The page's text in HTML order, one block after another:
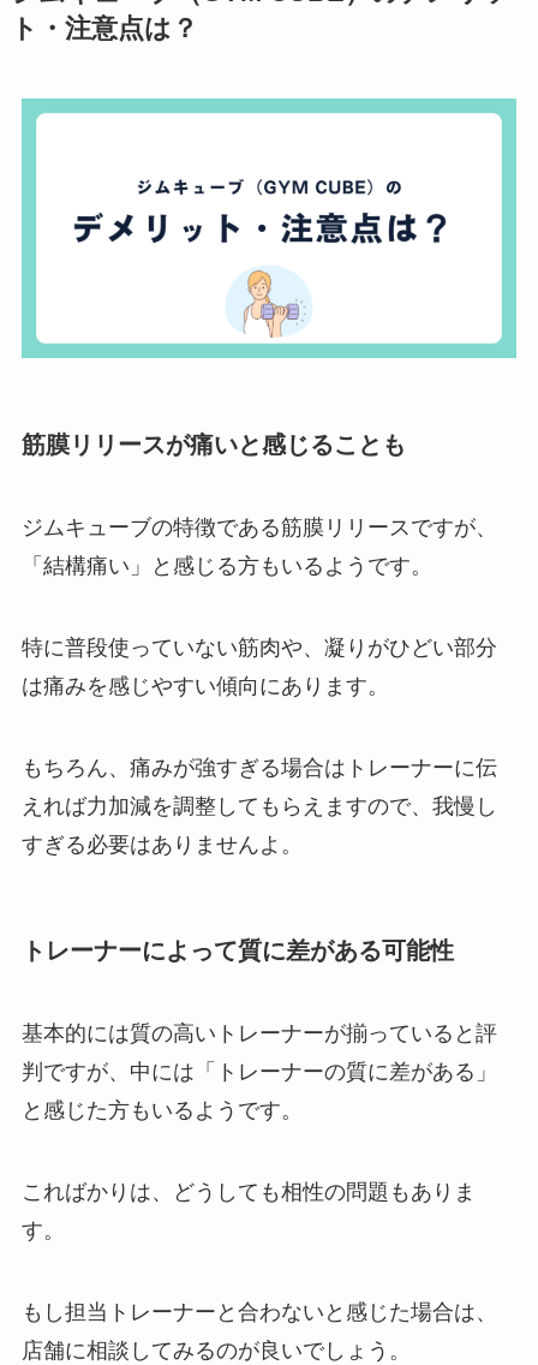
ト・注意点は？
筋膜リリースが痛いと感じることも
ジムキューブの特徴である筋膜リリースですが、
「結構痛い」と感じる方もいるようです。
特に普段使っていない筋肉や、凝りがひどい部分
は痛みを感じやすい傾向にあります。
もちろん、痛みが強すぎる場合はトレーナーに伝
えれば力加減を調整してもらえますので、我慢し
すぎる必要はありませんよ。
トレーナーによって質に差がある可能性
基本的には質の高いトレーナーが揃っていると評
判ですが、中には「トレーナーの質に差がある」
と感じた方もいるようです。
こればかりは、どうしても相性の問題もありま
す。
もし担当トレーナーと合わないと感じた場合は、
店舗に相談してみるのが良いでしょう。